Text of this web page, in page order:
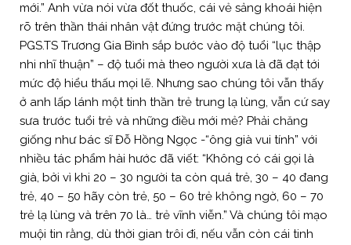
mới.” Anh vừa nói vừa đốt thuốc, cái vẻ sảng khoái hiện
rõ trên thần thái nhân vật đứng trước mặt chúng tôi.
PGS.TS Trương Gia Bình sắp bước vào độ tuổi “lục thập
nhi nhĩ thuận” – độ tuổi mà theo người xưa là đã đạt tới
mức độ hiểu thấu mọi lẽ. Nhưng sao chúng tôi vẫn thấy
ở anh lấp lánh một tinh thần trẻ trung lạ lùng, vẫn cứ say
sưa trước tuổi trẻ và những điều mới mẻ? Phải chăng
giống như bác sĩ Đỗ Hồng Ngọc -“ông già vui tính” với
nhiều tác phẩm hài hước đã viết: “Không có cái gọi là
già, bởi vì khi 20 – 30 người ta còn quá trẻ, 30 – 40 đang
trẻ, 40 – 50 hãy còn trẻ, 50 – 60 trẻ không ngờ, 60 – 70
trẻ lạ lùng và trên 70 là… trẻ vĩnh viễn.” Và chúng tôi mạo
muội tin rằng, dù thời gian trôi đi, nếu vẫn còn cái tinh